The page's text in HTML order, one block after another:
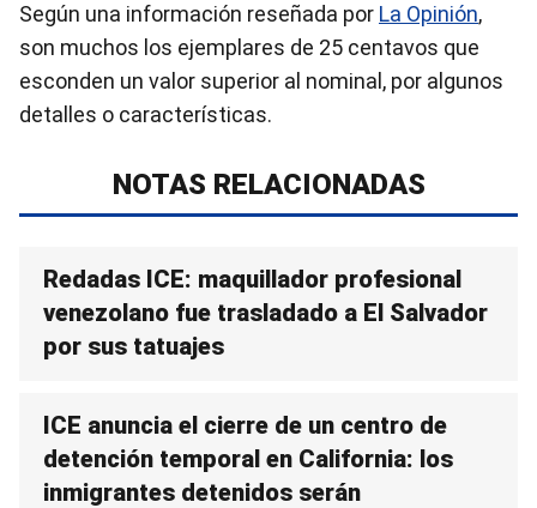
Según una información reseñada por La Opinión,
son muchos los ejemplares de 25 centavos que
esconden un valor superior al nominal, por algunos
detalles o características.
NOTAS RELACIONADAS
Redadas ICE: maquillador profesional
venezolano fue trasladado a El Salvador
por sus tatuajes
ICE anuncia el cierre de un centro de
detención temporal en California: los
inmigrantes detenidos serán